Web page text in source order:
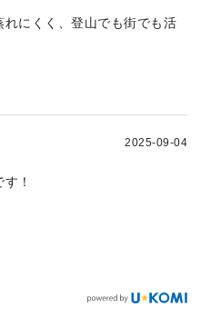
にくく、登山でも街でも活
2025-09-04
！